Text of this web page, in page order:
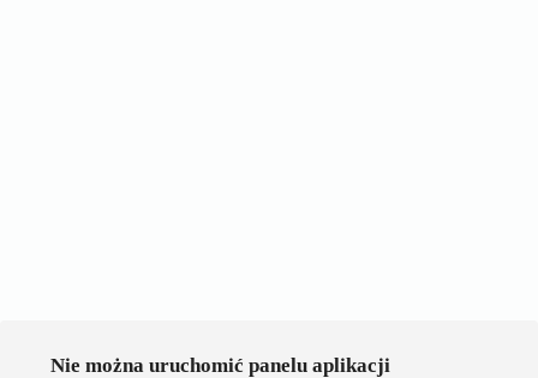
Nie można uruchomić panelu aplikacji